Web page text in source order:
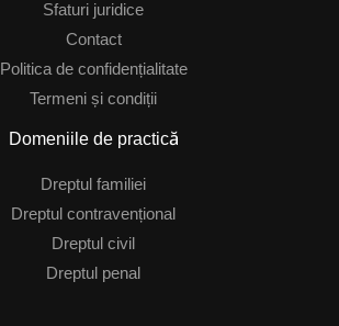
Sfaturi juridice
Contact
Politica de confidențialitate
Termeni și condiții
Domeniile de practică
Dreptul familiei
Dreptul contravențional
Dreptul civil
Dreptul penal